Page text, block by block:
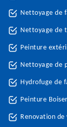
Nettoyage de
Nettoyage de
Peinture
Nettoyage de
Hydrofuge de
Peinture
Renovation de